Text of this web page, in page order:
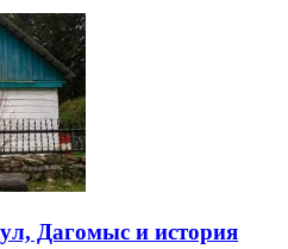
Дагомыс и история